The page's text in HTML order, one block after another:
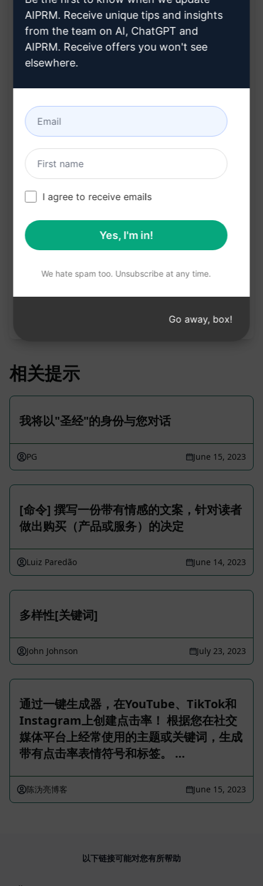
独家特别体验
满足好奇心
令人惊叹的邂逅
期待神秘揭晓
好处：
激发好奇心
独特体验
惊喜不断
在克劳德上试用 试用 ChatGPT
提示统计
393 0 162
相关提示
我将以"圣经"的身份与您对话
PG June 15, 2023
[命令] 撰写一份带有情感的文案，针对读者
做出购买（产品或服务）的决定
Luiz Paredão June 14, 2023
多样性[关键词]
John Johnson July 23, 2023
通过一键生成器，在YouTube、TikTok和
Instagram上创建点击率！ 根据您在社交
媒体平台上经常使用的主题或关键词，生成
带有点击率表情符号和标签。 …
陈沩亮博客 June 15, 2023
以下链接可能对您有所帮助
AIPRM. Receive unique tips and insights
from the team on AI, ChatGPT and
AIPRM. Receive offers you won't see
elsewhere.
I agree to receive emails
Yes, I'm in!
We hate spam too. Unsubscribe at any time.
Go away, box!